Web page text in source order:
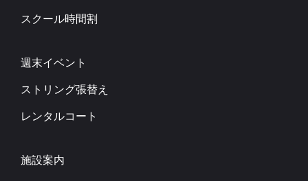
スクール時間割
週末イベント
ストリング張替え
レンタルコート
施設案内